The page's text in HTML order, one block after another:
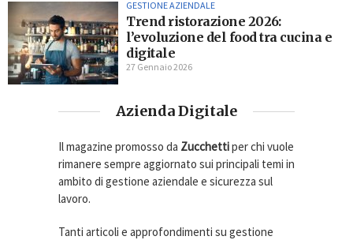
GESTIONE AZIENDALE
Trend ristorazione 2026:
l’evoluzione del food tra cucina e
digitale
27 Gennaio 2026
Azienda Digitale
Il magazine promosso da Zucchettiper chi vuole
rimanere sempre aggiornato sui principali temi in
ambito di gestione aziendale e sicurezza sul
lavoro.
Tanti articoli e approfondimenti su gestione